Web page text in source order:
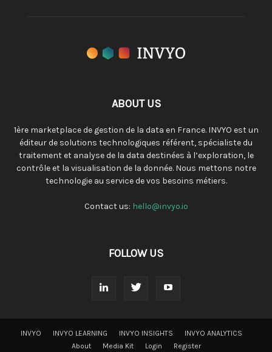
ABOUT US
1ère marketplace de gestion de la data en France. INVYO est un
éditeur de solutions technologiques référent, spécialiste du
traitement et analyse de la data destinées à l’exploration, le
contrôle et la visualisation de la donnée. Nous mettons notre
technologie au service de vos besoins métiers.
Contact us: hello@invyo.io
FOLLOW US
INVYO INVYO LEARNING INVYO INSIGHTS
INVYO ANALYTICS
About
Media Kit Login Register